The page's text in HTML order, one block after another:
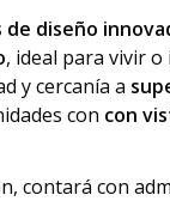
diseño
, ideal para vivir o
y cercanía a
con con
contará con